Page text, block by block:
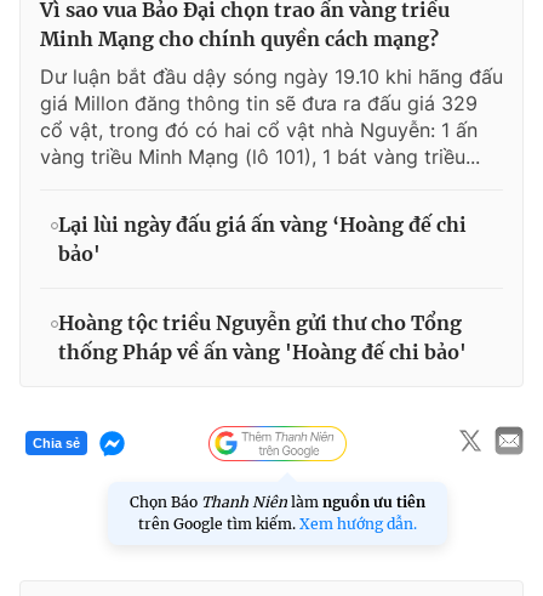
Vì sao vua Bảo Đại chọn trao ấn vàng triều
Minh Mạng cho chính quyền cách mạng?
Dư luận bắt đầu dậy sóng ngày 19.10 khi hãng đấu
giá Millon đăng thông tin sẽ đưa ra đấu giá 329
cổ vật, trong đó có hai cổ vật nhà Nguyễn: 1 ấn
vàng triều Minh Mạng (lô 101), 1 bát vàng triều...
Lại lùi ngày đấu giá ấn vàng ‘Hoàng đế chi
bảo'
Hoàng tộc triều Nguyễn gửi thư cho Tổng
thống Pháp về ấn vàng 'Hoàng đế chi bảo'
Chia sẻ
Chọn Báo Thanh Niên làm nguồn ưu tiên
trên Google tìm kiếm. Xem hướng dẫn.